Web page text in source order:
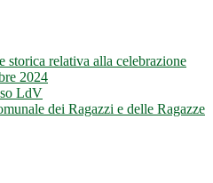
storica relativa alla celebrazione
2024
LdV
dei Ragazzi e delle Ragazze